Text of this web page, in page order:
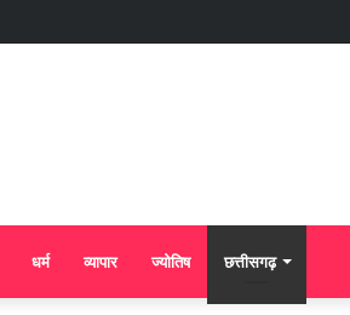
धर्म व्यापार ज्योतिष छत्तीसगढ़